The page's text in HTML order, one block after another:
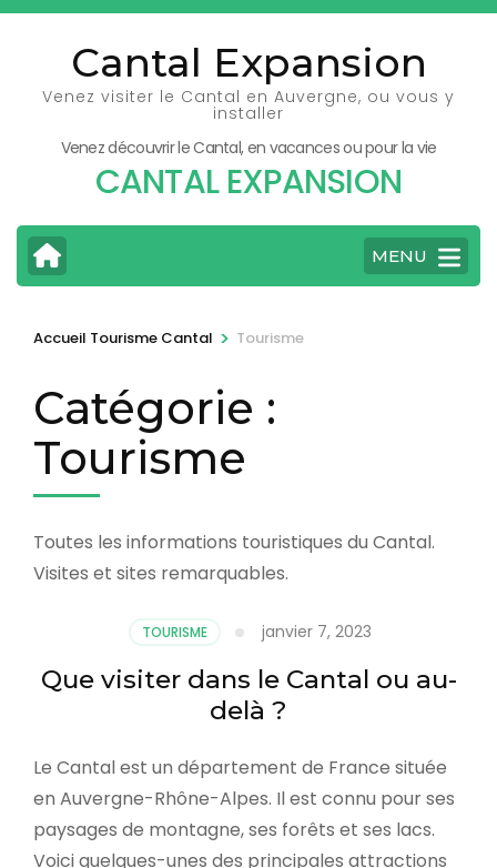
Aller
(Pressez
Entrée)
Cantal Expansion
Venez visiter le Cantal en Auvergne, ou vous y
installer
Venez découvrir le Cantal, en vacances ou pour la vie
CANTAL EXPANSION
MENU
Accueil Tourisme Cantal > Tourisme
Catégorie :
Tourisme
Toutes les informations touristiques du Cantal.
Visites et sites remarquables.
TOURISME janvier 7, 2023
Que visiter dans le Cantal ou au-
delà ?
Le Cantal est un département de France située
en Auvergne-Rhône-Alpes. Il est connu pour ses
paysages de montagne, ses forêts et ses lacs.
Voici quelques-unes des principales attractions